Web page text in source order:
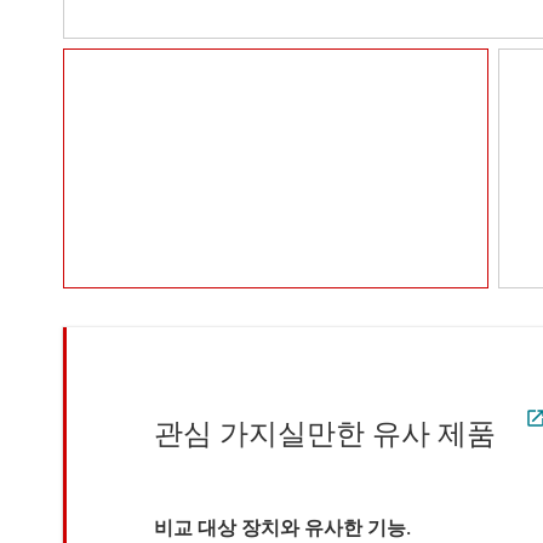
관심 가지실만한 유사 제품
비교 대상 장치와 유사한 기능.